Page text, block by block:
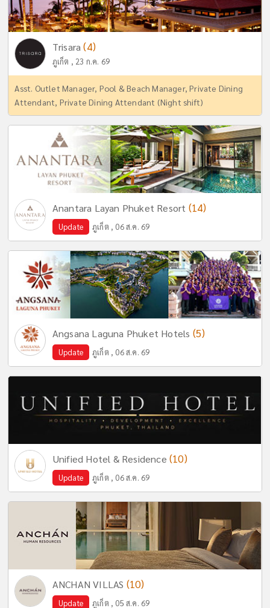
Trisara(4)
ภูเก็ต , 23 ก.ค. 69
Asst. Outlet Manager, Pool & Beach Manager, Private Dining
Attendant, Private Dining Attendant (Night shift)
Anantara Layan Phuket Resort (14)
Update ภูเก็ต , 06 ส.ค. 69
Angsana Laguna Phuket Hotels (5)
Update ภูเก็ต , 06 ส.ค. 69
Unified Hotel & Residence (10)
Update ภูเก็ต , 06 ส.ค. 69
ANCHAN VILLAS (10)
Update ภูเก็ต , 05 ส.ค. 69